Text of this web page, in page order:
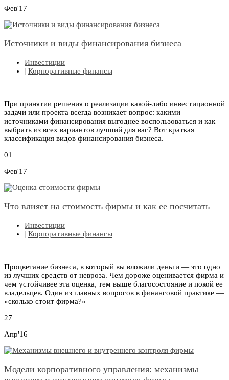
Фев'17
Источники и виды финансирования бизнеса
Инвестиции
| Корпоративные финансы
При принятии решения о реализации какой-либо инвестиционной
задачи или проекта всегда возникает вопрос: какими
источниками финансирования выгоднее воспользоваться и как
выбрать из всех вариантов лучший для вас? Вот краткая
классификация видов финансирования бизнеса.
01
Фев'17
Что влияет на стоимость фирмы и как ее посчитать
Инвестиции
| Корпоративные финансы
Процветание бизнеса, в который вы вложили деньги — это одно
из лучших средств от невроза. Чем дороже оценивается фирма и
чем устойчивее эта оценка, тем выше благосостояние и покой ее
владельцев. Один из главных вопросов в финансовой практике —
«сколько стоит фирма?»
27
Апр'16
Модели корпоративного управления: механизмы